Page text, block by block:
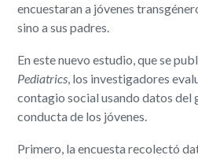
encuestaran a jóvenes
sino a sus padres.
En este nuevo estudio, que se
Pediatrics, los investigadores
contagio social usando datos del
conducta de los jóvenes.
Primero, la encuesta recolectó